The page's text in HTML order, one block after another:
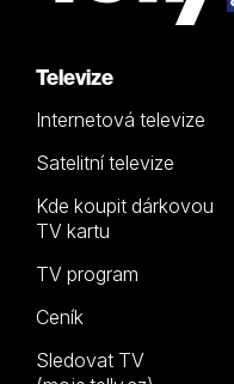
Televize
Internetová televize
Satelitní televize
Kde koupit dárkovou
TV kartu
TV program
Ceník
Sledovat TV